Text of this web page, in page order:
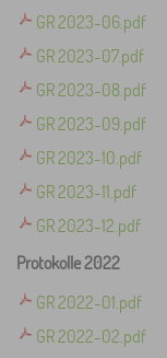
GR 2023-06.pdf
GR 2023-07.pdf
GR 2023-08.pdf
GR 2023-09.pdf
GR 2023-10.pdf
GR 2023-11.pdf
GR 2023-12.pdf
Protokolle 2022
GR 2022-01.pdf
GR 2022-02.pdf